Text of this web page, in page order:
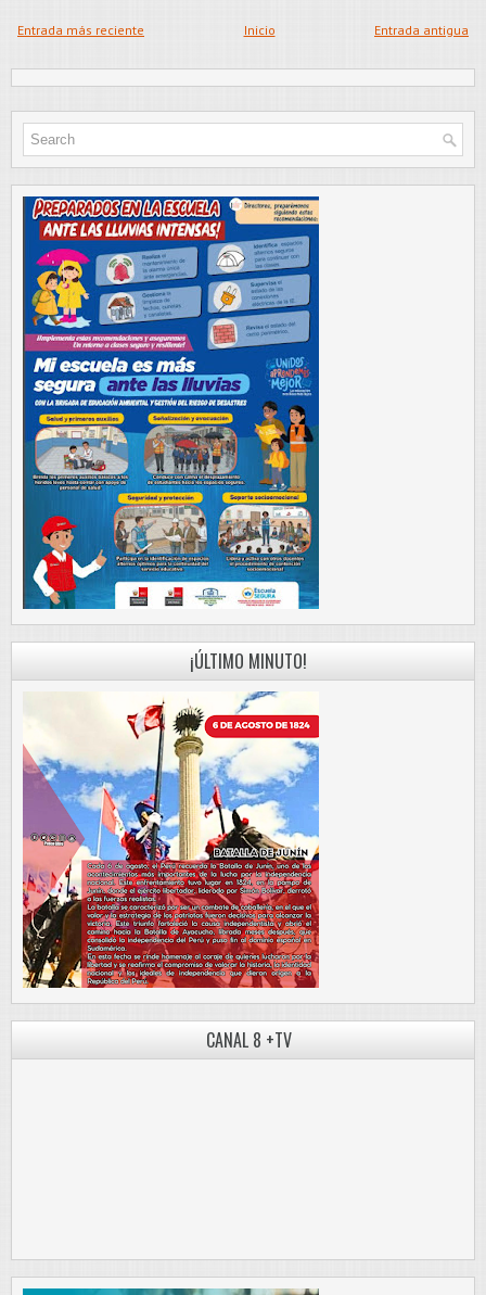
Entrada más reciente Entrada antigua
Inicio
¡ÚLTIMO MINUTO!
CANAL 8 +TV